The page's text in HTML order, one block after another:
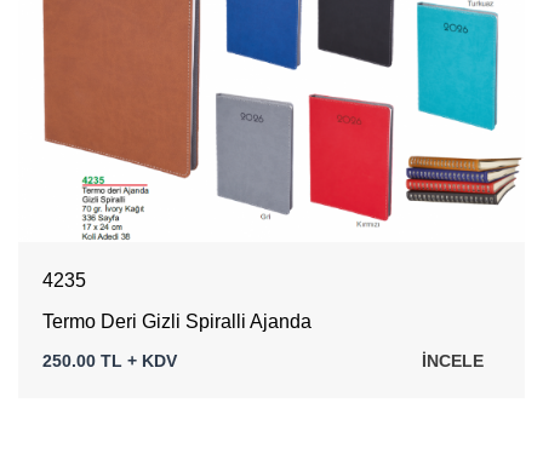
4235
Termo Deri Gizli Spiralli Ajanda
250.00 TL + KDV İNCELE